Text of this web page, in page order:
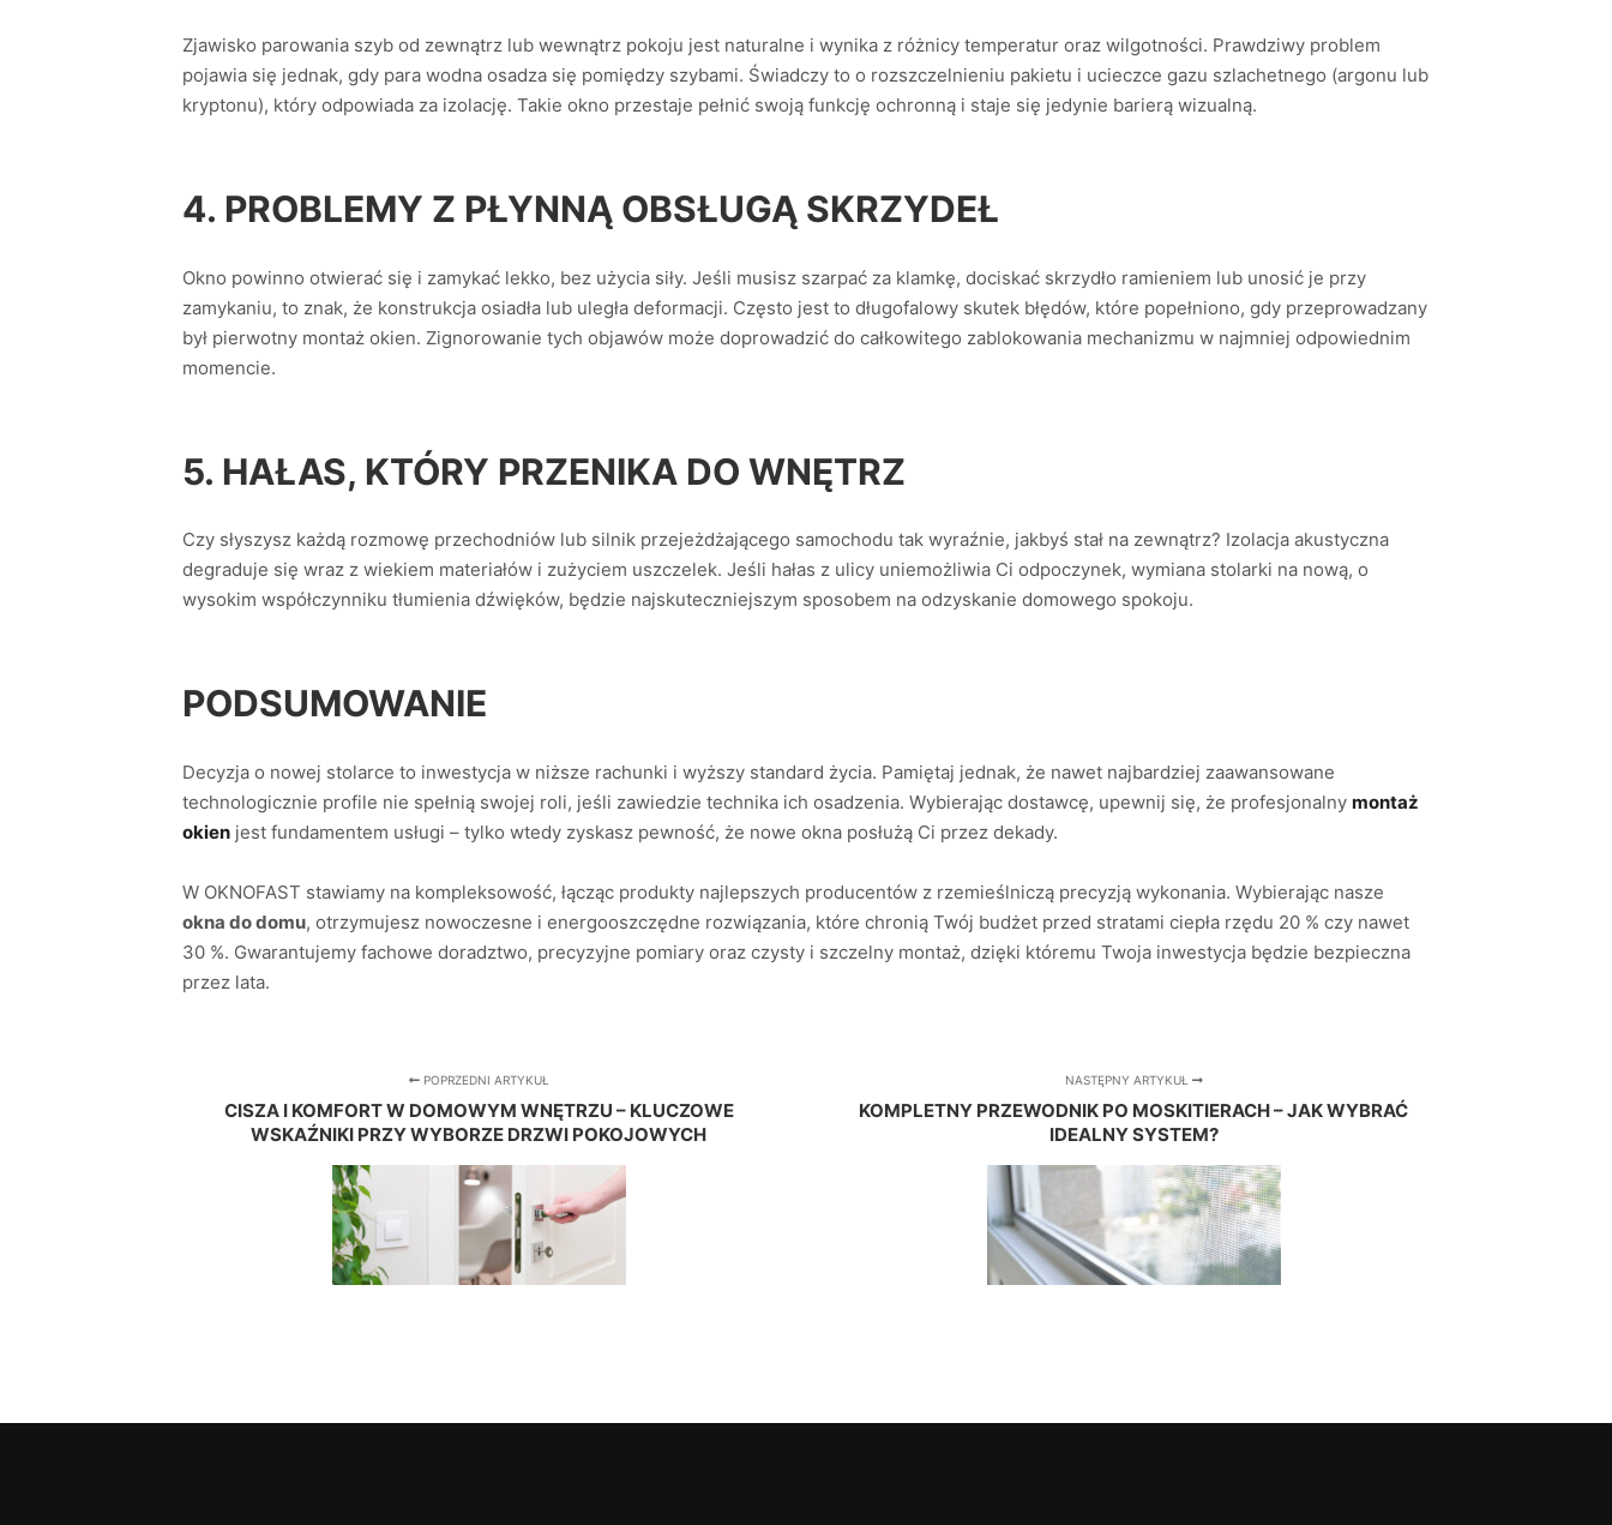
Zjawisko parowania szyb od zewnątrz lub wewnątrz pokoju jest naturalne i wynika z różnicy temperatur oraz wilgotności. Prawdziwy problem
pojawia się jednak, gdy para wodna osadza się pomiędzy szybami. Świadczy to o rozszczelnieniu pakietu i ucieczce gazu szlachetnego (argonu lub
kryptonu), który odpowiada za izolację. Takie okno przestaje pełnić swoją funkcję ochronną i staje się jedynie barierą wizualną.
4. PROBLEMY Z PŁYNNĄ OBSŁUGĄ SKRZYDEŁ
Okno powinno otwierać się i zamykać lekko, bez użycia siły. Jeśli musisz szarpać za klamkę, dociskać skrzydło ramieniem lub unosić je przy
zamykaniu, to znak, że konstrukcja osiadła lub uległa deformacji. Często jest to długofalowy skutek błędów, które popełniono, gdy przeprowadzany
był pierwotny montaż okien. Zignorowanie tych objawów może doprowadzić do całkowitego zablokowania mechanizmu w najmniej odpowiednim
momencie.
5. HAŁAS, KTÓRY PRZENIKA DO WNĘTRZ
Czy słyszysz każdą rozmowę przechodniów lub silnik przejeżdżającego samochodu tak wyraźnie, jakbyś stał na zewnątrz? Izolacja akustyczna
degraduje się wraz z wiekiem materiałów i zużyciem uszczelek. Jeśli hałas z ulicy uniemożliwia Ci odpoczynek, wymiana stolarki na nową, o
wysokim współczynniku tłumienia dźwięków, będzie najskuteczniejszym sposobem na odzyskanie domowego spokoju.
PODSUMOWANIE
Decyzja o nowej stolarce to inwestycja w niższe rachunki i wyższy standard życia. Pamiętaj jednak, że nawet najbardziej zaawansowane
technologicznie profile nie spełnią swojej roli, jeśli zawiedzie technika ich osadzenia. Wybierając dostawcę, upewnij się, że profesjonalny montaż
okien jest fundamentem usługi – tylko wtedy zyskasz pewność, że nowe okna posłużą Ci przez dekady.
W OKNOFAST stawiamy na kompleksowość, łącząc produkty najlepszych producentów z rzemieślniczą precyzją wykonania. Wybierając nasze
okna do domu, otrzymujesz nowoczesne i energooszczędne rozwiązania, które chronią Twój budżet przed stratami ciepła rzędu 20 % czy nawet
30 %. Gwarantujemy fachowe doradztwo, precyzyjne pomiary oraz czysty i szczelny montaż, dzięki któremu Twoja inwestycja będzie bezpieczna
przez lata.
POPRZEDNI ARTYKUŁ
CISZA I KOMFORT W DOMOWYM WNĘTRZU – KLUCZOWE
WSKAŹNIKI PRZY WYBORZE DRZWI POKOJOWYCH
NASTĘPNY ARTYKUŁ
KOMPLETNY PRZEWODNIK PO MOSKITIERACH – JAK WYBRAĆ
IDEALNY SYSTEM?